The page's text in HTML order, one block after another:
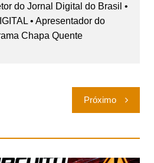
do Jornal Digital do Brasil •
• Apresentador do
Chapa Quente
Próximo